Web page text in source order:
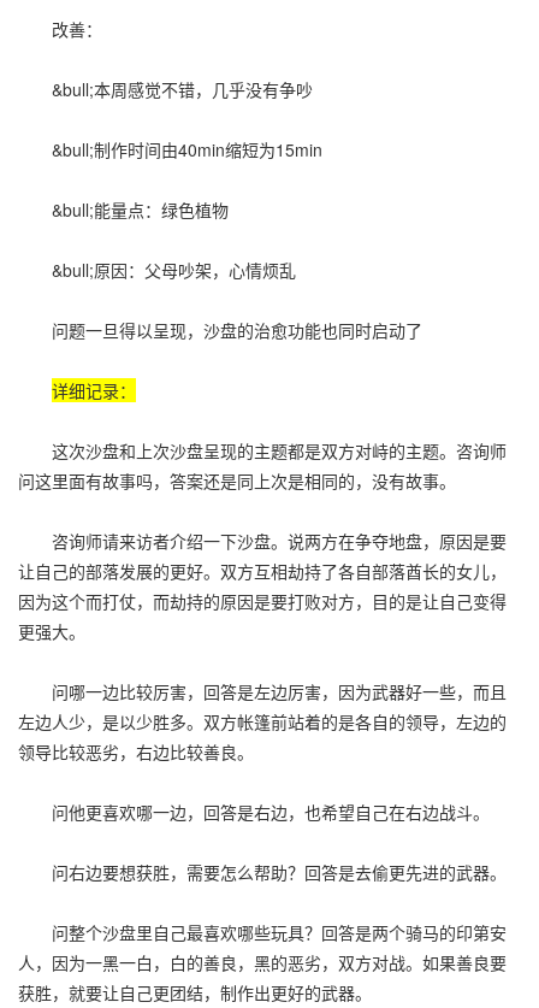
改善：
&bull;本周感觉不错，几乎没有争吵
&bull;制作时间由40min缩短为15min
&bull;能量点：绿色植物
&bull;原因：父母吵架，心情烦乱
问题一旦得以呈现，沙盘的治愈功能也同时启动了
详细记录：
这次沙盘和上次沙盘呈现的主题都是双方对峙的主题。咨询师
问这里面有故事吗，答案还是同上次是相同的，没有故事。
咨询师请来访者介绍一下沙盘。说两方在争夺地盘，原因是要
让自己的部落发展的更好。双方互相劫持了各自部落酋长的女儿，
因为这个而打仗，而劫持的原因是要打败对方，目的是让自己变得
更强大。
问哪一边比较厉害，回答是左边厉害，因为武器好一些，而且
左边人少，是以少胜多。双方帐篷前站着的是各自的领导，左边的
领导比较恶劣，右边比较善良。
问他更喜欢哪一边，回答是右边，也希望自己在右边战斗。
问右边要想获胜，需要怎么帮助？回答是去偷更先进的武器。
问整个沙盘里自己最喜欢哪些玩具？回答是两个骑马的印第安
人，因为一黑一白，白的善良，黑的恶劣，双方对战。如果善良要
获胜，就要让自己更团结，制作出更好的武器。